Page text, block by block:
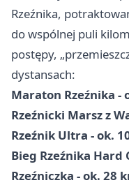
Rzeźnika,
do wspólnej puli
postępy,
dystansach:
Maraton Rzeźnika -
Rzeźnicki Marsz z
Rzeźnik Ultra - ok.
Bieg Rzeźnika Hard
Rzeźniczka - ok. 28